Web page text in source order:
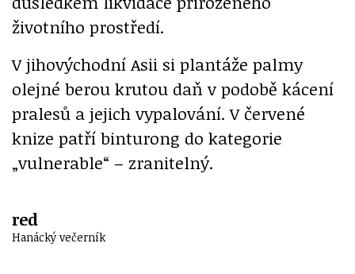
životního prostředí.
V jihovýchodní Asii si plantáže palmy
olejné berou krutou daň v podobě kácení
pralesů a jejich vypalování. V červené
knize patří binturong do kategorie
„vulnerable“ – zranitelný.
red
Hanácký večerník